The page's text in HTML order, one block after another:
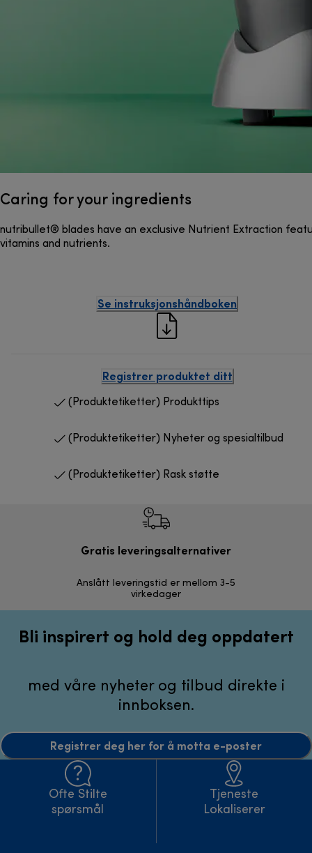
Caring for your ingredients
nutribullet® blades have an exclusive Nutrient Extraction
vitamins and nutrients.
Se instruksjonshåndboken
Registrer produktet ditt
(Produktetiketter) Produkttips
(Produktetiketter) Nyheter og spesialtilbud
(Produktetiketter) Rask støtte
Gratis leveringsalternativer
Anslått leveringstid er mellom 3-5
virkedager
Bli inspirert og hold deg oppdatert
med våre nyheter og tilbud direkte i
innboksen.
Registrer deg her for å motta e-poster
Ofte Stilte
spørsmål
Tjeneste
Lokaliserer